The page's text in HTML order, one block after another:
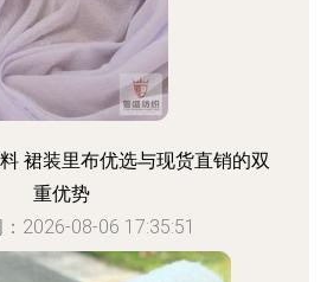
裙装里布优选与现货直销的双
重优势
2026-08-06 17:35:51